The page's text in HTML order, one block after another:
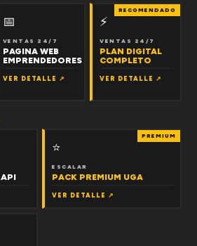
📅
VENTAS 24/7
PAGINA WEB
EMPRENDEDORES
VER DETALLE ↗
RECOMENDADO
⚡
VENTAS 24/7
PLAN DIGITAL
COMPLETO
VER DETALLE ↗
PREMIUM
⭐
ESCALAR
PACK PREMIUM UGA
VER DETALLE ↗